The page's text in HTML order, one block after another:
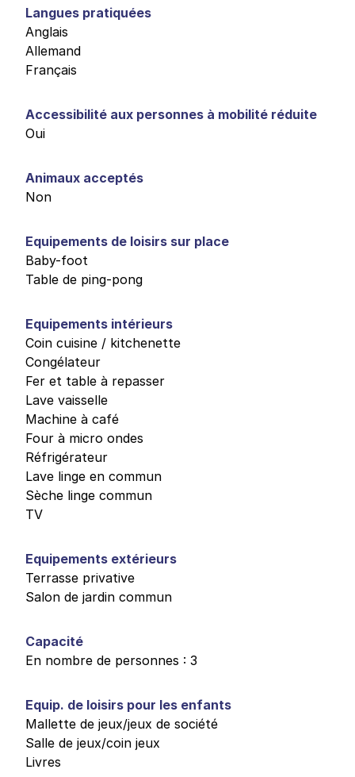
Langues pratiquées
Anglais
Allemand
Français
Accessibilité aux personnes à mobilité réduite
Oui
Animaux acceptés
Non
Equipements de loisirs sur place
Baby-foot
Table de ping-pong
Equipements intérieurs
Coin cuisine / kitchenette
Congélateur
Fer et table à repasser
Lave vaisselle
Machine à café
Four à micro ondes
Réfrigérateur
Lave linge en commun
Sèche linge commun
TV
Equipements extérieurs
Terrasse privative
Salon de jardin commun
Capacité
En nombre de personnes : 3
Equip. de loisirs pour les enfants
Mallette de jeux/jeux de société
Salle de jeux/coin jeux
Livres